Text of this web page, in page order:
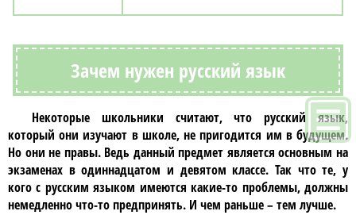
Зачем нужен русский язык
Некоторые школьники считают, чторусский язык,
который они изучают в школе, не пригодится им в будущем.
Но они не правы. Ведь данный предмет является основным на
экзаменах в одиннадцатом и девятом классе. Так что те, у
кого с русским языком имеются какие-то проблемы, должны
немедленно что-то предпринять. И чем раньше – тем лучше.